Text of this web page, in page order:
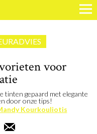
voor
tinten gepaard met elegante
door onze tips!
Kourkouliotis